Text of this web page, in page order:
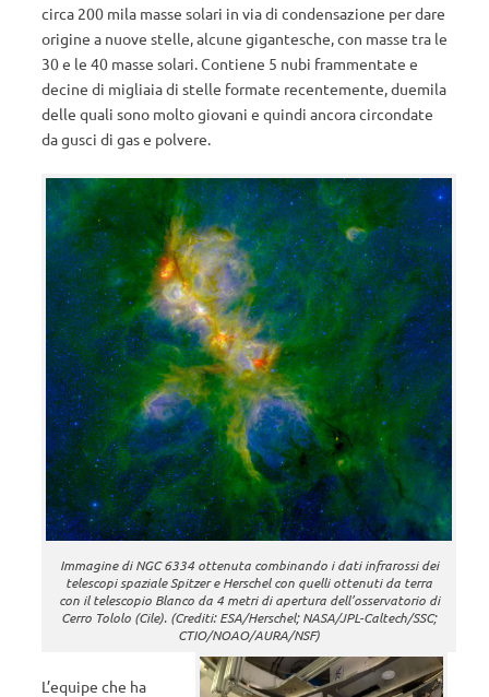
circa 200 mila masse solari in via di condensazione per dare
origine a nuove stelle, alcune gigantesche, con masse tra le
30 e le 40 masse solari. Contiene 5 nubi frammentate e
decine di migliaia di stelle formate recentemente, duemila
delle quali sono molto giovani e quindi ancora circondate
da gusci di gas e polvere.
Immagine di NGC 6334 ottenuta combinando i dati infrarossi dei
telescopi spaziale Spitzer e Herschel con quelli ottenuti da terra
con il telescopio Blanco da 4 metri di apertura dell’osservatorio di
Cerro Tololo (Cile). (Crediti: ESA/Herschel; NASA/JPL-Caltech/SSC;
CTIO/NOAO/AURA/NSF)
L’equipe che ha